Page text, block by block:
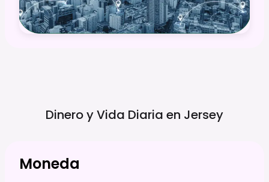
Dinero y Vida Diaria en Jersey
Moneda